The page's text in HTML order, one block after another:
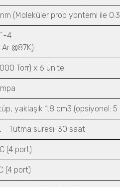
(Moleküler prop yöntemi ile
^-4
Ar @87K)
Torr) x 6 ünite
yaklaşık 1.8 cm3 (opsiyonel: 5
Tutma süresi: 30 saat
(4 port)
(4 port)